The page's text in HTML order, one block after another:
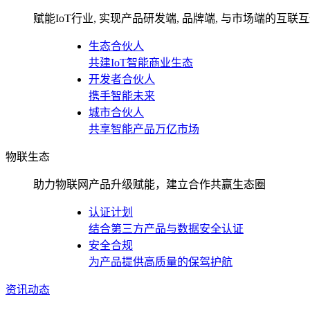
赋能IoT行业, 实现产品研发端, 品牌端, 与市场端的互联
生态合伙人
共建IoT智能商业生态
开发者合伙人
携手智能未来
城市合伙人
共享智能产品万亿市场
物联生态
助力物联网产品升级赋能，建立合作共赢生态圈
认证计划
结合第三方产品与数据安全认证
安全合规
为产品提供高质量的保驾护航
资讯动态